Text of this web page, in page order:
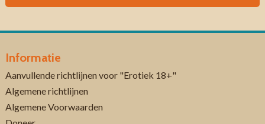
Informatie
Aanvullende richtlijnen voor "Erotiek 18+"
Algemene richtlijnen
Algemene Voorwaarden